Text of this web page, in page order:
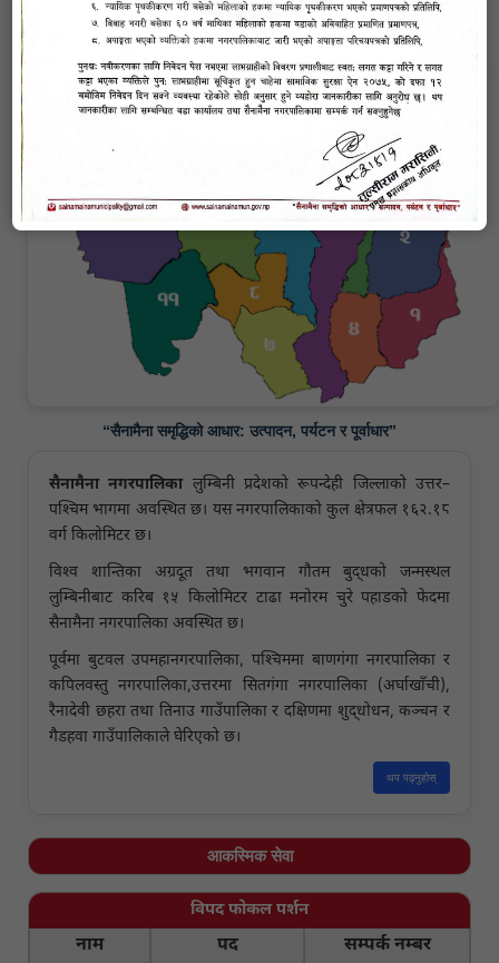
सैनामैना नगरपालिकाको संक्षिप्त परिचय
“सैनामैना समृद्धिको आधार: उत्पादन, पर्यटन र पूर्वाधार”
सैनामैना नगरपालिकालुम्बिनी प्रदेशको रूपन्देही जिल्लाको उत्तर–
पश्चिम भागमा अवस्थित छ। यस नगरपालिकाको कुल क्षेत्रफल १६२.१८
वर्ग किलोमिटर छ।
विश्व शान्तिका अग्रदूत तथा भगवान गौतम बुद्धको जन्मस्थल
लुम्बिनीबाट करिब १५ किलोमिटर टाढा मनोरम चुरे पहाडको फेदमा
सैनामैना नगरपालिका अवस्थित छ।
पूर्वमा बुटवल उपमहानगरपालिका, पश्चिममा बाणगंगा नगरपालिका र
कपिलवस्तु नगरपालिका,उत्तरमा सितगंगा नगरपालिका (अर्घाखाँची),
रैनादेवी छहरा तथा तिनाउ गाउँपालिका र दक्षिणमा शुद्धोधन, कञ्चन र
गैडहवा गाउँपालिकाले घेरिएको छ।
थप पढ्नुहोस्
आकस्मिक सेवा
विपद फोकल पर्शन
नाम पद
सम्पर्क नम्बर